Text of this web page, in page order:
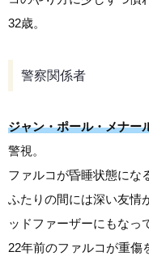
32歳。
警察関係者
ジャン・ポール・メナー
警視。
ファルコが昏睡状態にな
ふたりの間には深い友情
ッドファーザーにもなっ
22年前のファルコが重傷